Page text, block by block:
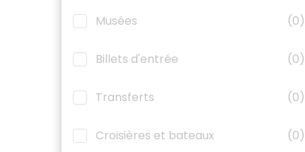
Musées (0)
Billets d'entrée (0)
Transferts (0)
Croisières et bateaux (0)